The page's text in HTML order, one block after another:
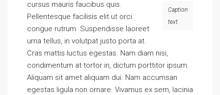
Caption
text
cursus mauris faucibus quis.
Pellentesque facilisis elit ut orci
congue rutrum. Suspendisse laoreet
urna tellus, in volutpat justo porta at.
Cras mattis luctus egestas. Nam diam nisi,
condimentum at tortor in, dictum porttitor ipsum.
Aliquam sit amet aliquam dui. Nam accumsan
egestas ligula non ornare. Vivamus ex sem, lacinia